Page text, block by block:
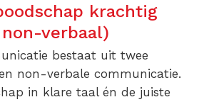
krachtig
verbaal)
bestaat uit twee
non-verbale communicatie.
in klare taal én de juiste